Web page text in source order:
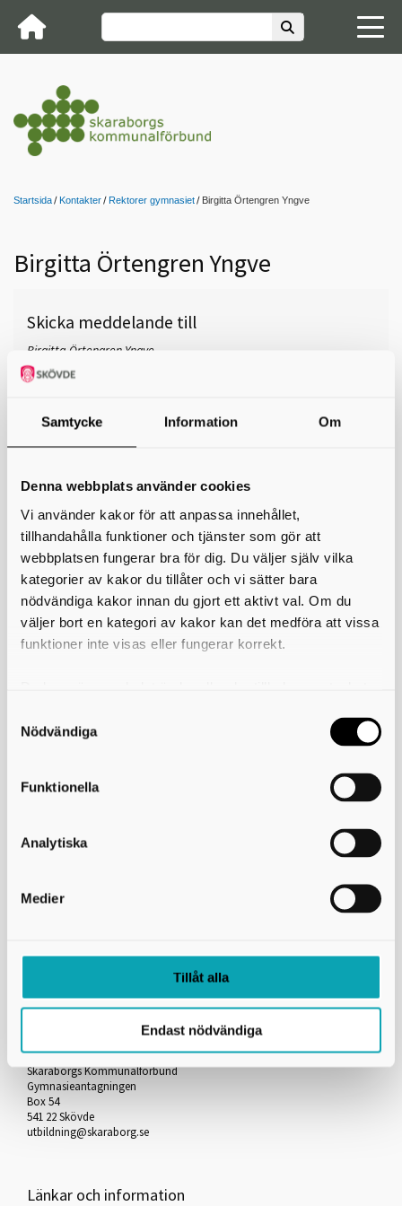
Samtycke Information Om
Denna webbplats använder cookies
Vi använder kakor för att anpassa innehållet,
tillhandahålla funktioner och tjänster som gör att
webbplatsen fungerar bra för dig. Du väljer själv vilka
kategorier av kakor du tillåter och vi sätter bara
nödvändiga kakor innan du gjort ett aktivt val. Om du
väljer bort en kategori av kakor kan det medföra att vissa
funktioner inte visas eller fungerar korrekt.
användning av kakor som du hittar längst ner på sidan
Nödvändiga
Funktionella
Analytiska
Medier
Tillåt alla
Endast nödvändiga
Startsida Kontakter Rektorer gymnasiet Birgitta Örtengren Yngve
Birgitta Örtengren Yngve
Skicka meddelande till
Birgitta Örtengren Yngve,
Ållebergsgymnasiet (IM,
Anpassad gymnasieskola),
birgitta.ortengrenyngve@falkoping.se
Din e-postadress
Telefon
Ämne
Meddelande
Skicka kopia på mejlet till dig själv
*= Obligatorisk uppgift
Skaraborgs Kommunalförbund
Gymnasieantagningen
Box 54
541 22 Skövde
utbildning@skaraborg.se
Länkar och information